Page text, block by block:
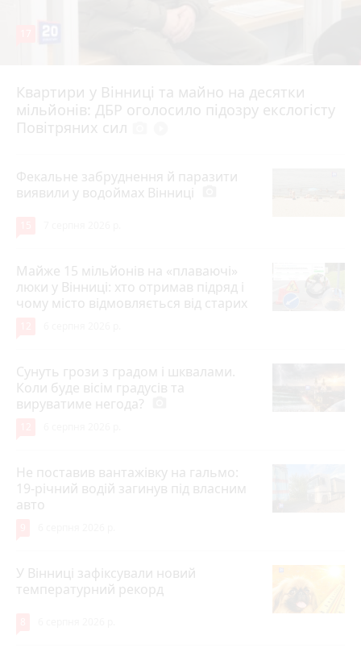
Квартири у Вінниці та майно на десятки
мільйонів: ДБР оголосило підозру екслогісту
Повітряних сил
6 серпня 2026 р.
Фекальне забруднення й паразити
виявили у водоймах Вінниці
Майже 15 мільйонів на «плаваючі»
люки у Вінниці: хто отримав підряд і
чому місто відмовляється від старих
Сунуть грози з градом і шквалами.
Коли буде вісім градусів та
вируватиме негода?
Не поставив вантажівку на гальмо:
19-річний водій загинув під власним
авто
У Вінниці зафіксували новий
температурний рекорд